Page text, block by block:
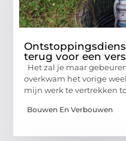
terug voor een
Het zal je maar
overkwam het vorige
mijn werk te vertrekken
Bouwen En Verbouwen